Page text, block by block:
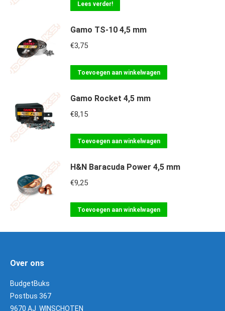
Lees verder!
Gamo TS-10 4,5 mm
€3,75
Toevoegen aan winkelwagen
Gamo Rocket 4,5 mm
€8,15
Toevoegen aan winkelwagen
H&N Baracuda Power 4,5 mm
€9,25
Toevoegen aan winkelwagen
Over ons
BudgetBuks
Postbus 367
9670 AJ WINSCHOTEN